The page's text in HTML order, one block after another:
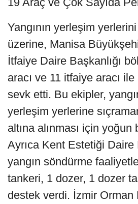
Yangının yerleşim
üzerine, Manisa
İtfaiye Daire Başkanlığı
aracı ve 11 itfaiye aracı
sevk etti. Bu ekipler,
yerleşim yerlerine
altına alınması için yoğun
Ayrıca Kent Estetiği Daire
yangın söndürme
tankeri, 1 dozer, 1 dozer
destek verdi. İzmir Orman